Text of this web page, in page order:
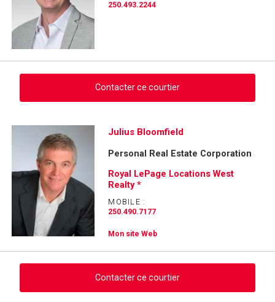
250.493.2244
Contacter ce courtier
Demander des infos sur cette inscription
Prénom
Nom
Courriel
Téléphone
(Optionnel)
Message
Julius Bloomfield
Personal Real Estate Corporation
Royal LePage Locations West
Realty *
MOBILE :
250.490.7177
Mon site Web
Contacter ce courtier